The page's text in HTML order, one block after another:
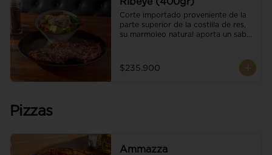
Corte importado proveniente de la
parte superior de la costilla de res,
su marmoleo natural aporta un sabor
con cristales de sal y mantequilla de
ajo y pimientos. Acompañado de una
$235.900
Pizzas
Ammazza